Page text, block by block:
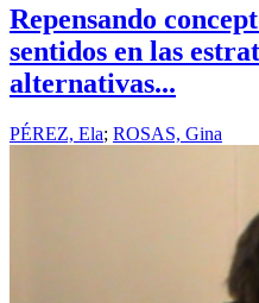
Repensando
sentidos en las
alternativas...
PÉREZ, Ela; ROSAS, Gina